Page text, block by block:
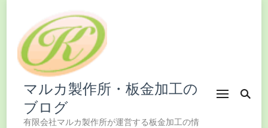
マルカ製作所・板金加工の
ブログ
有限会社マルカ製作所が運営する板金加工の情